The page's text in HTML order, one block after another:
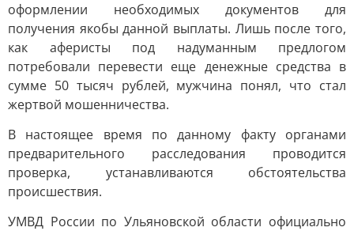
оформлении необходимых документов для
получения якобы данной выплаты. Лишь после того,
как аферисты под надуманным предлогом
потребовали перевести еще денежные средства в
сумме 50 тысяч рублей, мужчина понял, что стал
жертвой мошенничества.
В настоящее время по данному факту органами
предварительного расследования проводится
проверка, устанавливаются обстоятельства
происшествия.
УМВД России по Ульяновской области официально